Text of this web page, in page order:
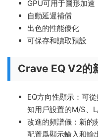
GPU可用于圖形加速
自動延遲補償
出色的性能優化
可保存和讀取預設
Crave EQ V2的
EQ方向性顯示：可
知用戶設置的M/S、
改進的頻譜儀：新的
配置爲顯示輸入和輸